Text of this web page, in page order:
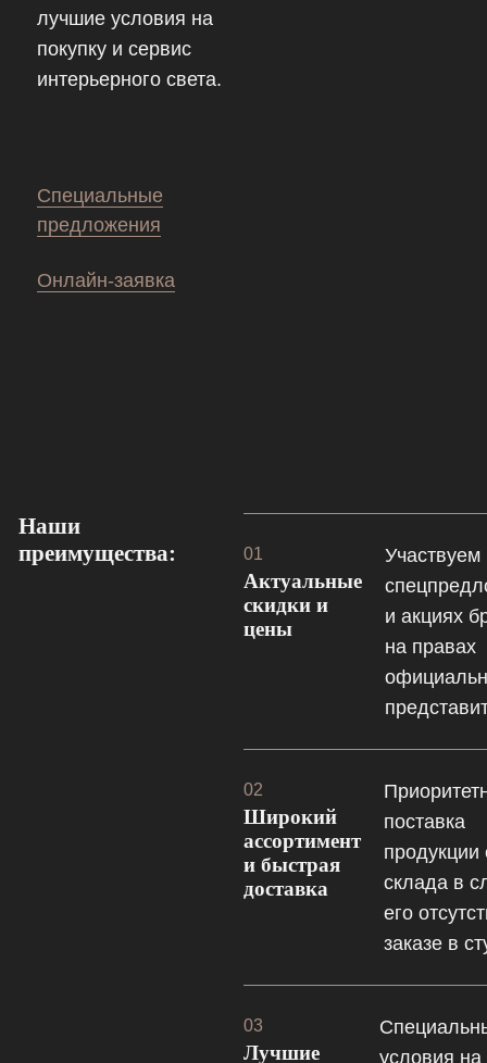
лучшие условия на
покупку и сервис
интерьерного света.
Специальные
предложения
Онлайн-заявка
Наши
преимущества:
01
Актуальные
скидки и
цены
Участвуем
и акциях
на правах
02
Широкий
ассортимент
и быстрая
доставка
поставка
продукции
склада в
его
заказе в
03
Лучшие
условия на